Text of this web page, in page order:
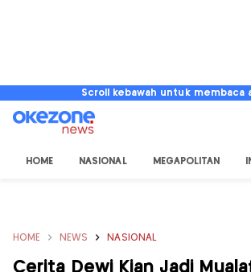
Scroll kebawah untuk membaca
HOME NASIONAL MEGAPOLITAN
HOME NEWS NASIONAL
Cerita Dewi Kian Jadi